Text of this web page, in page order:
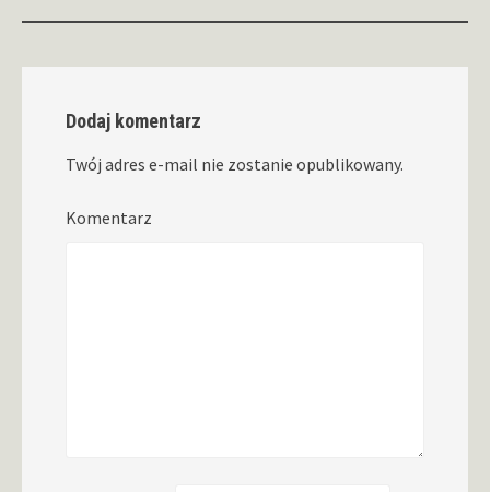
Dodaj komentarz
Twój adres e-mail nie zostanie opublikowany.
Komentarz